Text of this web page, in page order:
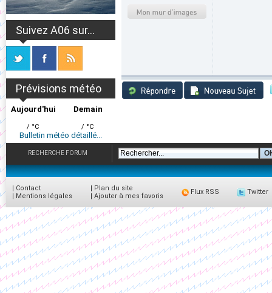
Suivez A06 sur...
Prévisions météo
Aujourd'hui
/ °C
Demain
/ °C
Bulletin météo détaillé...
RECHERCHE FORUM
| Contact
| Mentions légales
| Plan du site
| Ajouter à mes favoris
Flux RSS Twitter